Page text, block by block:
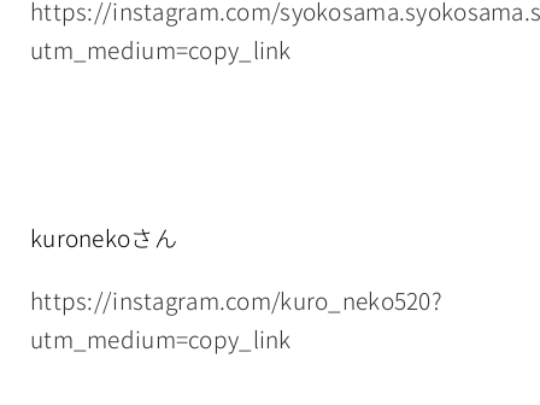
https://instagram.com/
utm_medium=copy_link
kuronekoさん
https://instagram.com/kuro_neko520?
utm_medium=copy_link